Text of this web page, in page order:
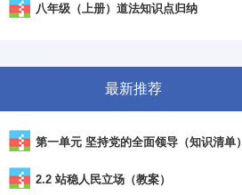
八年级（上册）道法知识点归纳
最新推荐
第一单元 坚持党的全面领导（知识清单）
2.2 站稳人民立场（教案）